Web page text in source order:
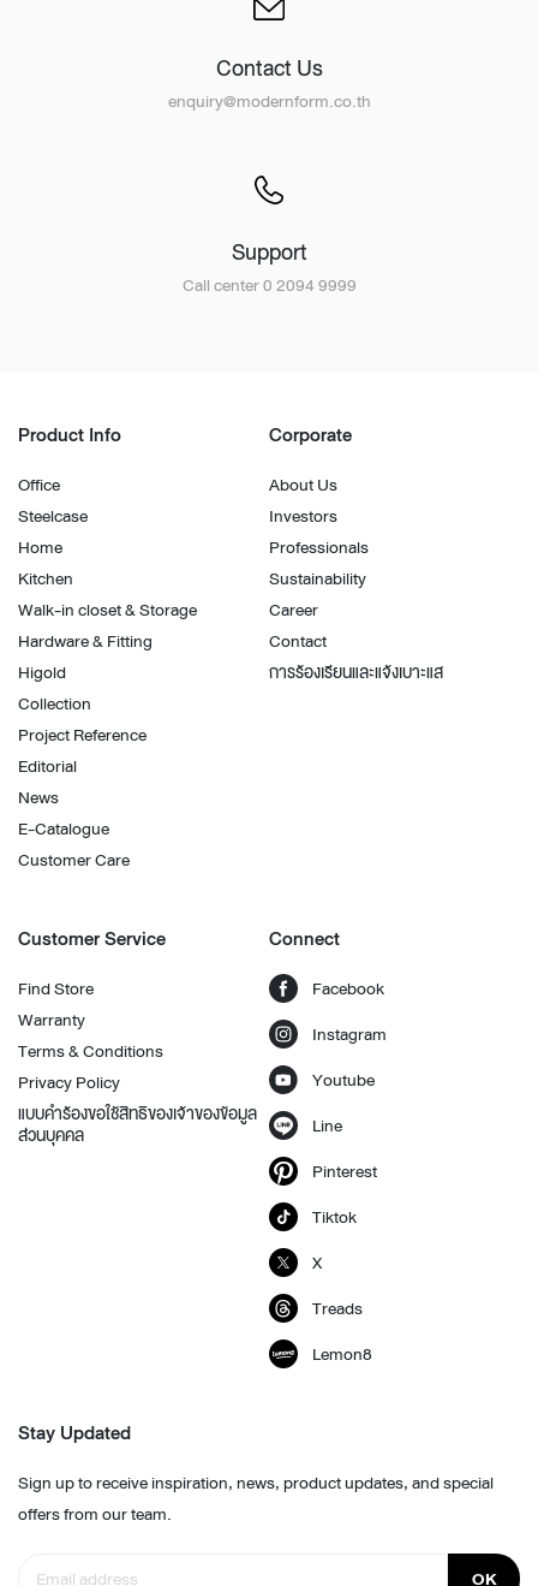
Contact Us
enquiry@modernform.co.th
Support
Call center 0 2094 9999
Product Info
Office
Steelcase
Home
Kitchen
Walk-in closet & Storage
Hardware & Fitting
Higold
Collection
Project Reference
Editorial
News
E-Catalogue
Customer Care
Corporate
About Us
Investors
Professionals
Sustainability
Career
Contact
การร้องเรียนและแจ้งเบาะแส
Customer Service
Find Store
Warranty
Terms & Conditions
Privacy Policy
แบบคำร้องขอใช้สิทธิของเจ้าของข้อมูล
ส่วนบุคคล
Connect
Facebook
Instagram
Youtube
Line
Pinterest
Tiktok
X
Treads
Lemon8
Stay Updated
Sign up to receive inspiration, news, product updates, and special
offers from our team.
OK